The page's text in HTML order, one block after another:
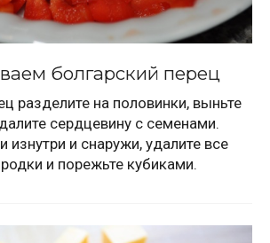
болгарский перец
разделите на половинки, выньте
сердцевину с семенами.
и снаружи, удалите все
и порежьте кубиками.